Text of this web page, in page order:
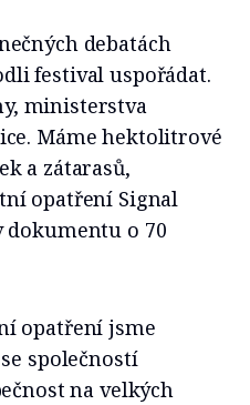
debatách
festival uspořádat.
ministerstva
Máme hektolitrové
a zátarasů,
opatření Signal
dokumentu o 70
opatření jsme
společností
na velkých